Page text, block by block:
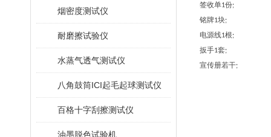
烟密度测试仪
耐磨擦试验仪
水蒸气透气测试仪
八角鼓筒ICI起毛起球测试仪
百格十字刮擦测试仪
油墨脱色试验机
签收单1份;
铭牌1块;
电源线1根;
扳手1套;
宣传册若干;